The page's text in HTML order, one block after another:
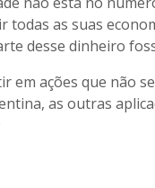
todas as suas
desse dinheiro
em ações que não
as outras